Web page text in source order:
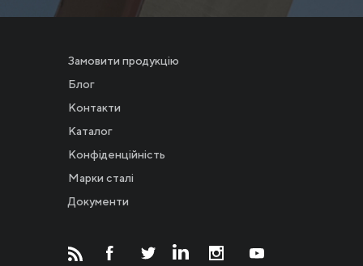
Замовити продукцію
Блог
Контакти
Каталог
Конфіденційність
Марки сталі
Документи
Новости
Инвесторам